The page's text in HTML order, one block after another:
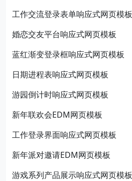
工作交流登录表单响应式网页模板
婚恋交友平台响应式网页模板
蓝红渐变登录框响应式网页模板
日期进程表响应式网页模板
游园倒计时响应式网页模板
新年联欢会EDM网页模板
工作登录界面响应式网页模板
新年派对邀请EDM网页模板
游戏系列产品展示响应式网页模板